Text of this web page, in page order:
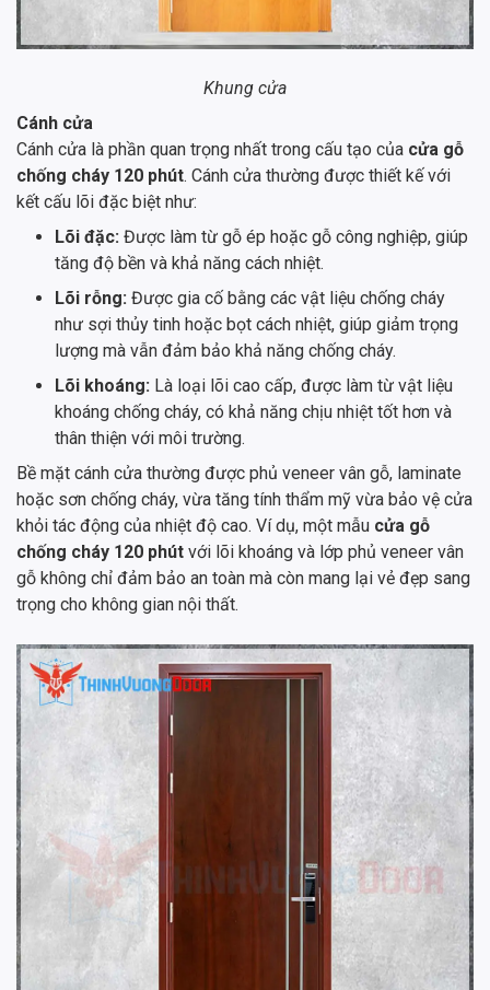
Khung cửa
Cánh cửa
Cánh cửa là phần quan trọng nhất trong cấu tạo của cửa gỗ
chống cháy 120 phút. Cánh cửa thường được thiết kế với
kết cấu lõi đặc biệt như:
Lõi đặc: Được làm từ gỗ ép hoặc gỗ công nghiệp, giúp
tăng độ bền và khả năng cách nhiệt.
Lõi rỗng: Được gia cố bằng các vật liệu chống cháy
như sợi thủy tinh hoặc bọt cách nhiệt, giúp giảm trọng
lượng mà vẫn đảm bảo khả năng chống cháy.
Lõi khoáng: Là loại lõi cao cấp, được làm từ vật liệu
khoáng chống cháy, có khả năng chịu nhiệt tốt hơn và
thân thiện với môi trường.
Bề mặt cánh cửa thường được phủ veneer vân gỗ, laminate
hoặc sơn chống cháy, vừa tăng tính thẩm mỹ vừa bảo vệ cửa
khỏi tác động của nhiệt độ cao. Ví dụ, một mẫu cửa gỗ
chống cháy 120 phút với lõi khoáng và lớp phủ veneer vân
gỗ không chỉ đảm bảo an toàn mà còn mang lại vẻ đẹp sang
trọng cho không gian nội thất.